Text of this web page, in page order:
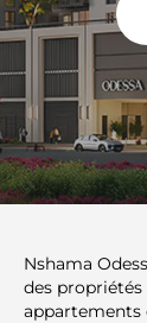
Nshama
des propriétés
appartements